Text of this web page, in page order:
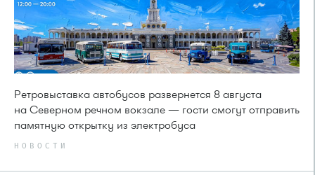
Ретровыставка автобусов развернется 8 августа
на Северном речном вокзале — гости смогут отправить
памятную открытку из электробуса
НОВОСТИ